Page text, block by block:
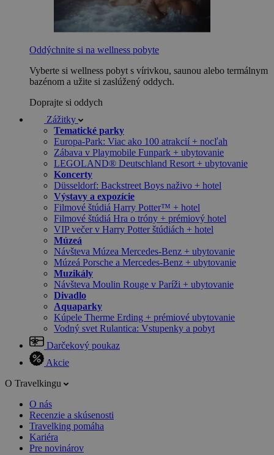
Oddýchnite si na wellness pobyte
Vyberte si wellness pobyt s vírivkou, saunou alebo termálnym
bazénom a užite si zaslúžený oddych.
Doprajte si oddych
Zážitky
Tematické parky
Europa-Park: Viac ako 100 atrakcií + nocľah
Zábava v Playmobile Funpark + ubytovanie
LEGOLAND® Deutschland Resort + ubytovanie
Koncerty
Düsseldorf: Backstreet Boys naživo + hotel
Výstavy a expozície
Filmové štúdiá Harry Potter™ + hotel
Filmové štúdiá Hra o tróny + prémiový hotel
VIP večer v Harry Potter štúdiách + hotel
Múzeá
Návšteva Múzea Mercedes-Benz + ubytovanie
Múzeá Porsche a Mercedes-Benz + ubytovanie
Muzikály
Návšteva Moulin Rouge v Paríži + ubytovanie
Divadlo
Aquaparky
Kúpele Therme Erding + prémiové ubytovanie
Vodný svet Rulantica: Vstupenky a pobyt
Darčekový poukaz
Akcie
O Travelkingu
O nás
Recenzie a skúsenosti
Travelking pomáha
Kariéra
Pre novinárov